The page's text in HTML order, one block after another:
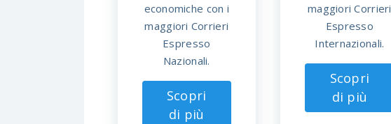
economiche con i
maggiori Corrieri
Espresso
Nazionali.
Scopri
di più
maggiori Corrieri
Espresso
Internazionali.
Scopri
di più